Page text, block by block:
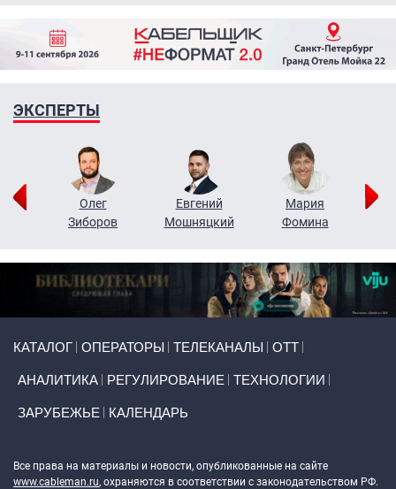
ЭКСПЕРТЫ
Олег
Зиборов
Евгений
Мошняцкий
Мария
Фомина
КАТАЛОГ ОПЕРАТОРЫ ТЕЛЕКАНАЛЫ ОТТ
АНАЛИТИКА РЕГУЛИРОВАНИЕ ТЕХНОЛОГИИ
ЗАРУБЕЖЬЕ КАЛЕНДАРЬ
Все права на материалы и новости, опубликованные на сайте
www.cableman.ru, охраняются в соответствии с законодательством РФ.